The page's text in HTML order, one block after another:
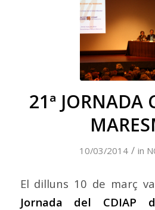
21ª JORNADA
10/03/2014 / in
El dilluns 10 de març
Jornada del CDIAP